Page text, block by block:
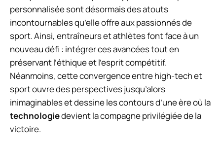
personnalisée sont désormais des atouts
incontournables qu’elle offre aux passionnés de
sport. Ainsi, entraîneurs et athlètes font face à un
nouveau défi : intégrer ces avancées tout en
préservant l’éthique et l’esprit compétitif.
Néanmoins, cette convergence entre high-tech et
sport ouvre des perspectives jusqu’alors
inimaginables et dessine les contours d’une ère où la
technologiedevient la compagne privilégiée de la
victoire.